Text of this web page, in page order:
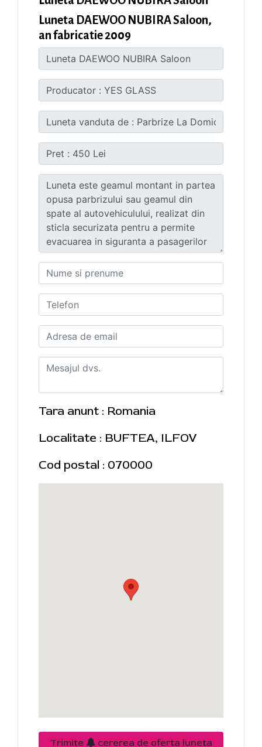
Luneta DAEWOO NUBIRA Saloon,
an fabricatie 2009
Tara anunt : Romania
Localitate : BUFTEA, ILFOV
Cod postal : 070000
Trimite cererea de oferta luneta